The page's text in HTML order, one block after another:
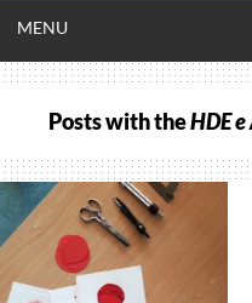
MENU
MENU
Posts with theHDE